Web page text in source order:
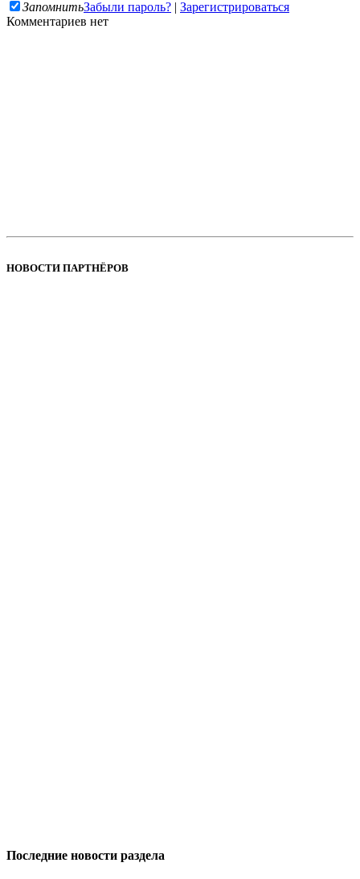
ЗапомнитьЗабыли пароль? | Зарегистрироваться
Комментариев нет
НОВОСТИ ПАРТНЁРОВ
Последние новости раздела